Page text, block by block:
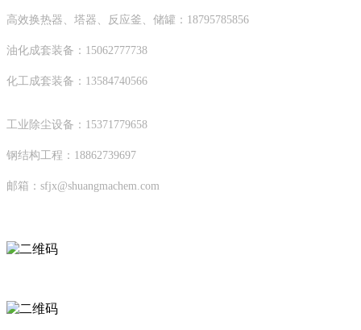
高效换热器、塔器、反应釜、储罐：18795785856
油化成套装备：15062777738
化工成套装备：13584740566
工业除尘设备：15371779658
钢结构工程：18862739697
邮箱：sfjx@shuangmachem.com